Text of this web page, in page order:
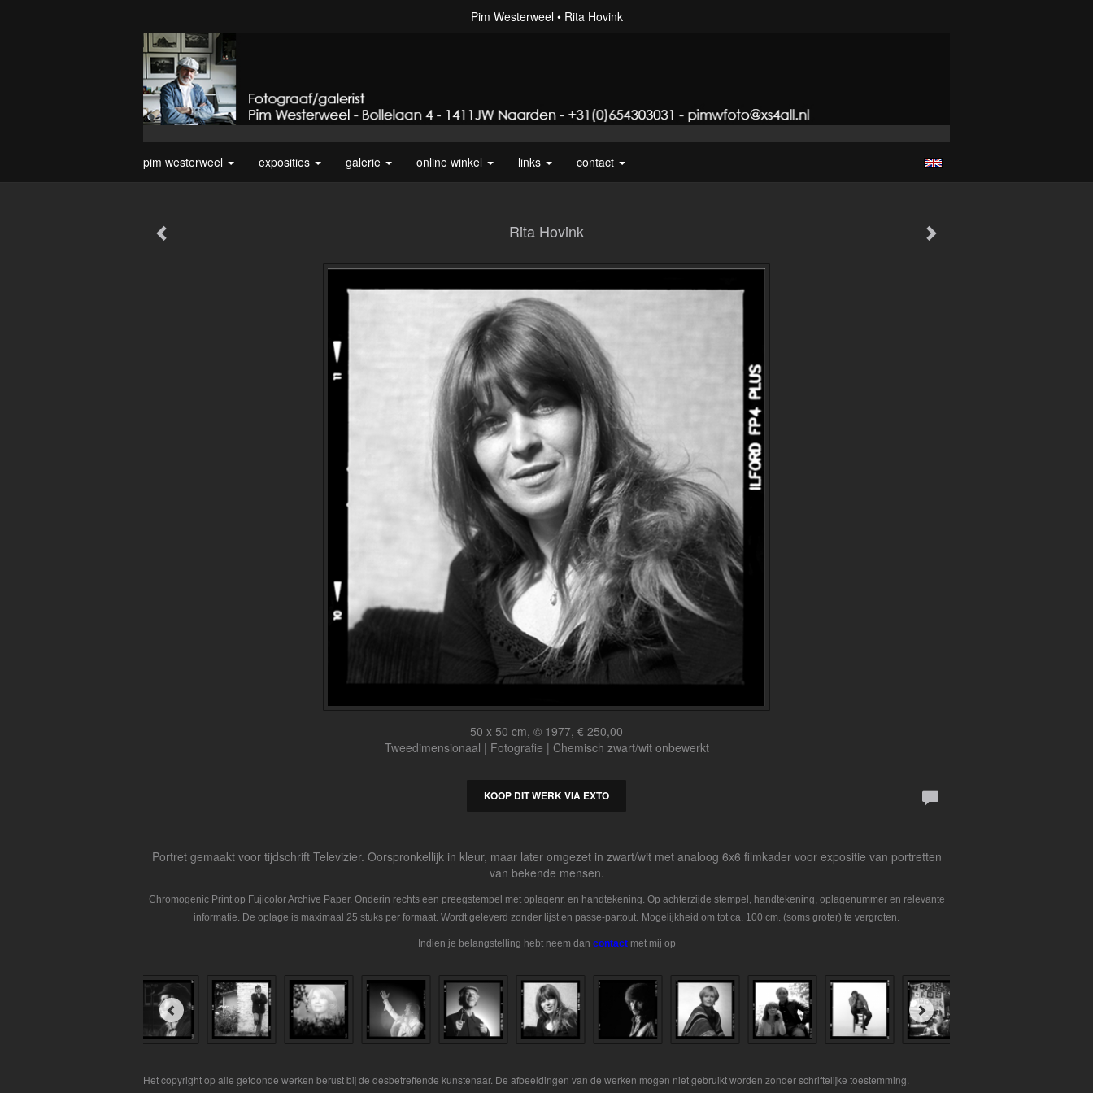
Pim Westerweel Rita Hovink
pim westerweel exposities galerie online winkel links contact
Rita Hovink
50 x 50 cm, © 1977, € 250,00
Tweedimensionaal | Fotografie | Chemisch zwart/wit onbewerkt
KOOP DIT WERK VIA EXTO
Portret gemaakt voor tijdschrift Televizier. Oorspronkellijk in kleur, maar later omgezet in zwart/wit met analoog 6x6 filmkader voor expositie van portretten
van bekende mensen.
Chromogenic Print op Fujicolor Archive Paper. Onderin rechts een preegstempel met oplagenr. en handtekening. Op achterzijde stempel, handtekening, oplagenummer en relevante
informatie. De oplage is maximaal 25 stuks per formaat. Wordt geleverd zonder lijst en passe-partout. Mogelijkheid om tot ca. 100 cm. (soms groter) te vergroten.
Indien je belangstelling hebt neem dan contactmet mij op
Het copyright op alle getoonde werken berust bij de desbetreffende kunstenaar. De afbeeldingen van de werken mogen niet gebruikt worden zonder schriftelijke toestemming.